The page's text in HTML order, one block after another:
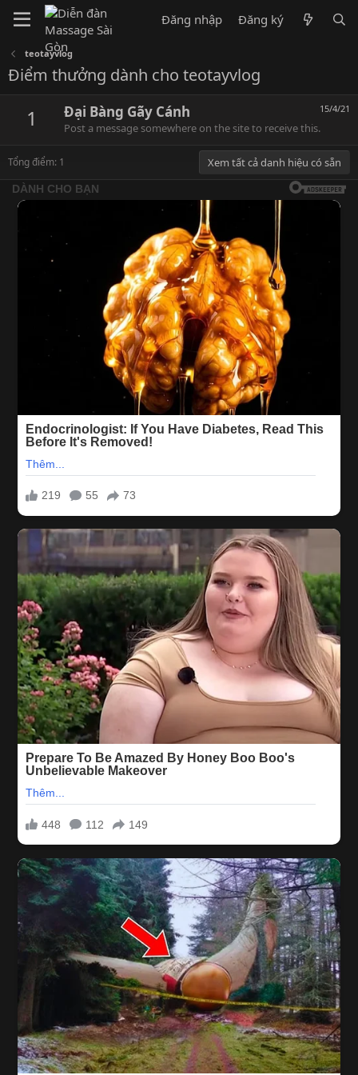
Đăng nhập Đăng ký
teotayvlog
Điểm thưởng dành cho teotayvlog
1 15/4/21
Đại Bàng Gãy Cánh
Post a message somewhere on the site to receive this.
Tổng điểm: 1 Xem tất cả danh hiệu có sẵn